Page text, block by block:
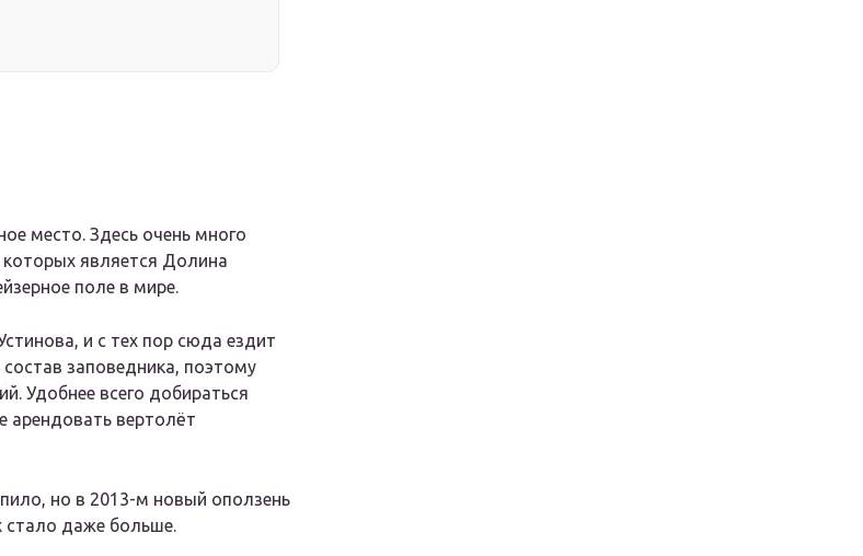
место. Здесь очень много
является Долина
поле в мире.
и с тех пор сюда ездит
заповедника, поэтому
Удобнее всего добираться
арендовать вертолёт
но в 2013-м новый оползень
стало даже больше.